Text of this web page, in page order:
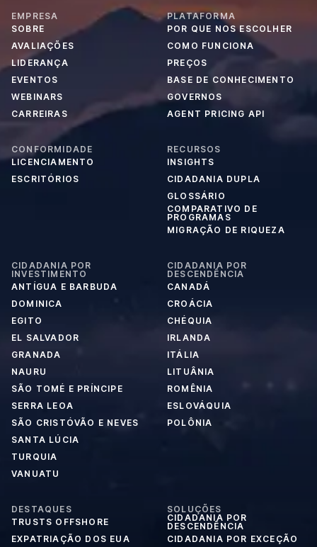
EMPRESA
SOBRE
AVALIAÇÕES
LIDERANÇA
EVENTOS
WEBINARS
CARREIRAS
PLATAFORMA
POR QUE NOS ESCOLHER
COMO FUNCIONA
PREÇOS
BASE DE CONHECIMENTO
GOVERNOS
AGENT PRICING API
CONFORMIDADE
LICENCIAMENTO
ESCRITÓRIOS
RECURSOS
INSIGHTS
CIDADANIA DUPLA
GLOSSÁRIO
COMPARATIVO DE
PROGRAMAS
MIGRAÇÃO DE RIQUEZA
CIDADANIA POR
INVESTIMENTO
ANTÍGUA E BARBUDA
DOMINICA
EGITO
EL SALVADOR
GRANADA
NAURU
SÃO TOMÉ E PRÍNCIPE
SERRA LEOA
SÃO CRISTÓVÃO E NEVES
SANTA LÚCIA
TURQUIA
VANUATU
CIDADANIA POR
DESCENDÊNCIA
CANADÁ
CROÁCIA
CHÉQUIA
IRLANDA
ITÁLIA
LITUÂNIA
ROMÊNIA
ESLOVÁQUIA
POLÔNIA
DESTAQUES
TRUSTS OFFSHORE
EXPATRIAÇÃO DOS EUA
SOLUÇÕES
CIDADANIA POR
DESCENDÊNCIA
CIDADANIA POR EXCEÇÃO